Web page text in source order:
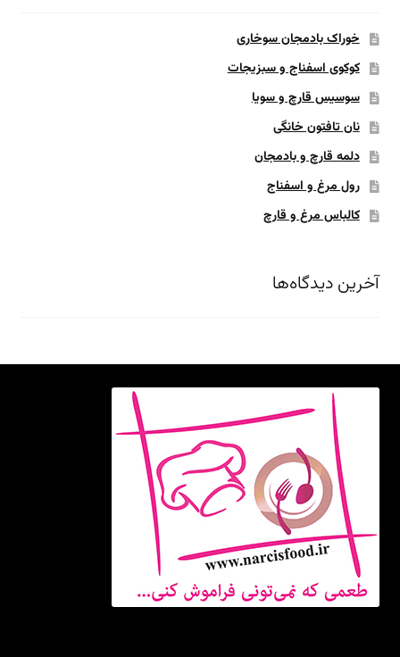
خوراک بادمجان سوخاری
کوکوی اسفناج و سبزیجات
سوسیس قارچ و سویا
نان تافتون خانگی
دلمه قارچ و بادمجان
رول مرغ و اسفناج
کالباس مرغ و قارچ
آخرین دیدگاه‌ها